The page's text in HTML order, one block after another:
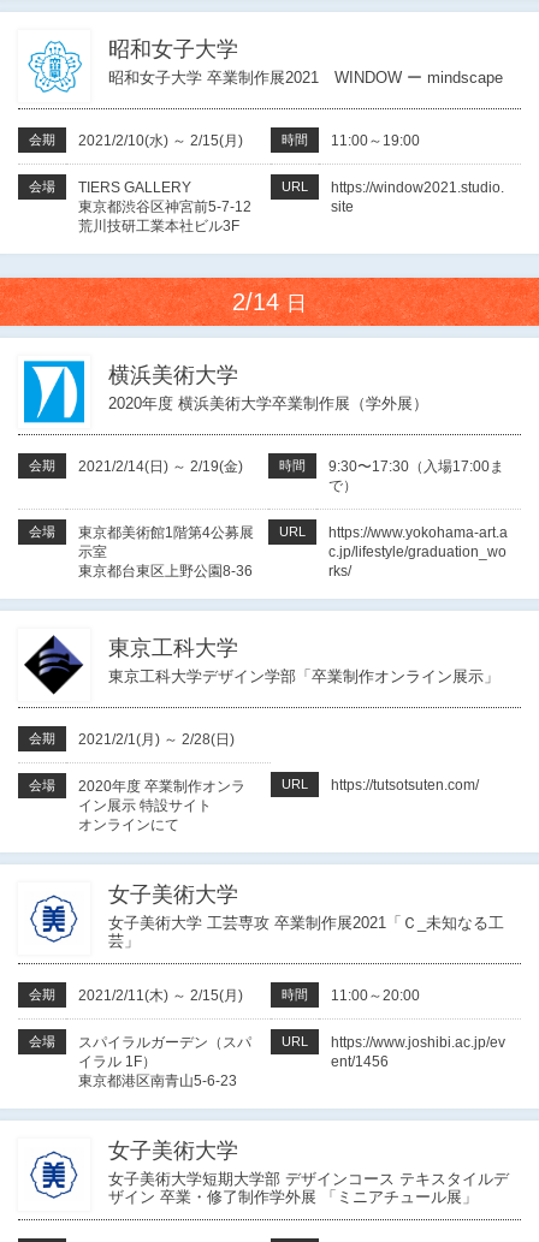
昭和女子大学
昭和女子大学 卒業制作展2021 WINDOW ー mindscape
会期 2021/2/10(水) ～ 2/15(月) 時間 11:00～19:00
会場
TIERS GALLERY
東京都渋谷区神宮前5-7-12
荒川技研工業本社ビル3F
URL
https://window2021.studio.
site
2/14日
横浜美術大学
2020年度 横浜美術大学卒業制作展（学外展）
会期 2021/2/14(日) ～ 2/19(金) 時間
9:30〜17:30（入場17:00ま
で）
会場
東京都美術館1階第4公募展
示室
東京都台東区上野公園8-36
URL
https://www.yokohama-art.a
c.jp/lifestyle/graduation_wo
rks/
東京工科大学
東京工科大学デザイン学部「卒業制作オンライン展示」
会期 2021/2/1(月) ～ 2/28(日)
会場
2020年度 卒業制作オンラ
イン展示 特設サイト
オンラインにて
URL https://tutsotsuten.com/
女子美術大学
女子美術大学 工芸専攻 卒業制作展2021「Ｃ_未知なる工
芸」
会期 2021/2/11(木) ～ 2/15(月) 時間 11:00～20:00
会場
スパイラルガーデン（スパ
イラル 1F）
東京都港区南青山5-6-23
URL
https://www.joshibi.ac.jp/ev
ent/1456
女子美術大学
女子美術大学短期大学部 デザインコース テキスタイルデ
ザイン 卒業・修了制作学外展 「ミニアチュール展」